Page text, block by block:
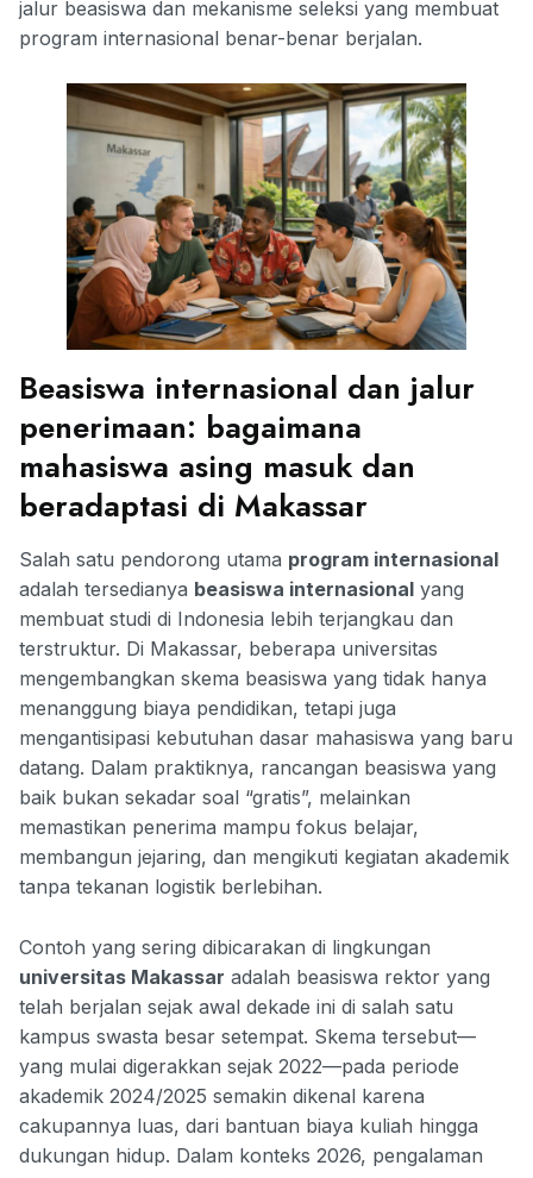
jalur beasiswa dan mekanisme seleksi yang membuat
program internasional benar-benar berjalan.
Beasiswa internasional dan jalur
penerimaan: bagaimana
mahasiswa asing masuk dan
beradaptasi di Makassar
Salah satu pendorong utama program internasional
adalah tersedianya beasiswa internasional yang
membuat studi di Indonesia lebih terjangkau dan
terstruktur. Di Makassar, beberapa universitas
mengembangkan skema beasiswa yang tidak hanya
menanggung biaya pendidikan, tetapi juga
mengantisipasi kebutuhan dasar mahasiswa yang baru
datang. Dalam praktiknya, rancangan beasiswa yang
baik bukan sekadar soal “gratis”, melainkan
memastikan penerima mampu fokus belajar,
membangun jejaring, dan mengikuti kegiatan akademik
tanpa tekanan logistik berlebihan.
Contoh yang sering dibicarakan di lingkungan
universitas Makassar adalah beasiswa rektor yang
telah berjalan sejak awal dekade ini di salah satu
kampus swasta besar setempat. Skema tersebut—
yang mulai digerakkan sejak 2022—pada periode
akademik 2024/2025 semakin dikenal karena
cakupannya luas, dari bantuan biaya kuliah hingga
dukungan hidup. Dalam konteks 2026, pengalaman